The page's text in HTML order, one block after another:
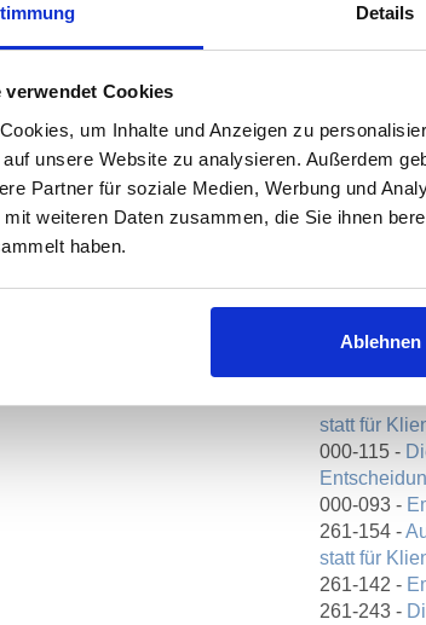
Details
verwendet Cookies
um Inhalte und Anzeigen zu
unsere Website zu analysieren. Außerdem
Partner für soziale Medien, Werbung und
weiteren Daten zusammen, die Sie ihnen
haben.
Ablehnen
MIT STÜHLEN
FÜR
UND
alle
261-243 - Die Arbeit mit Stühlen -
Interventionen für Perspektivwechsel
Entscheidungsfindung
statt für
000-115 -
000-093 -
261-154 -
statt für
261-142 -
261-243 -